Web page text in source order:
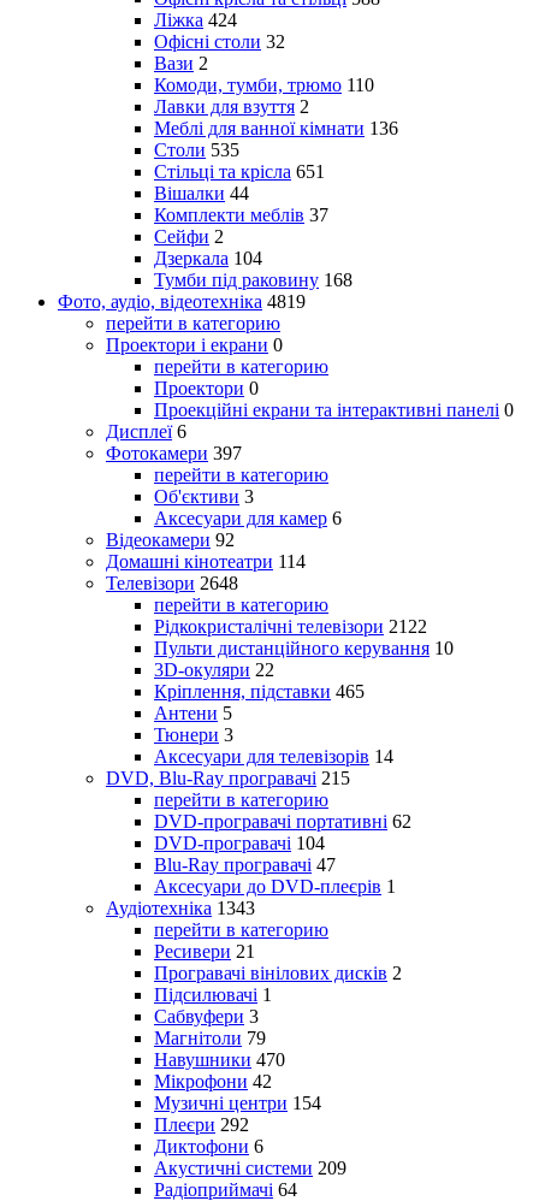
Ліжка 424
Офісні столи 32
Вази 2
Комоди, тумби, трюмо 110
Лавки для взуття 2
Меблі для ванної кімнати 136
Столи 535
Стільці та крісла 651
Вішалки 44
Комплекти меблів 37
Сейфи 2
Дзеркала 104
Тумби під раковину 168
Фото, аудіо, відеотехніка 4819
перейти в категорию
Проектори і екрани 0
перейти в категорию
Проектори 0
Проекційні екрани та інтерактивні панелі 0
Дисплеї 6
Фотокамери 397
перейти в категорию
Об'єктиви 3
Аксесуари для камер 6
Відеокамери 92
Домашні кінотеатри 114
Телевізори 2648
перейти в категорию
Рідкокристалічні телевізори 2122
Пульти дистанційного керування 10
3D-окуляри 22
Кріплення, підставки 465
Антени 5
Тюнери 3
Аксесуари для телевізорів 14
DVD, Blu-Ray програвачі 215
перейти в категорию
DVD-програвачі портативні 62
DVD-програвачі 104
Blu-Ray програвачі 47
Аксесуари до DVD-плеєрів 1
Аудіотехніка 1343
перейти в категорию
Ресивери 21
Програвачі вінілових дисків 2
Підсилювачі 1
Сабвуфери 3
Магнітоли 79
Навушники 470
Мікрофони 42
Музичні центри 154
Плеєри 292
Диктофони 6
Акустичні системи 209
Радіоприймачі 64